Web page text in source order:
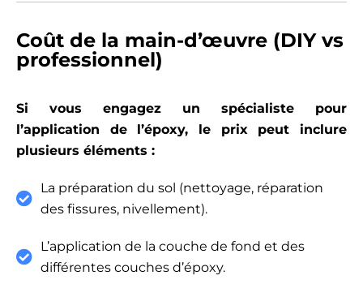
Coût de la main-d’œuvre (DIY vs
professionnel)
Si vous engagez un spécialiste pour
l’application de l’époxy, le prix peut inclure
plusieurs éléments :
La préparation du sol (nettoyage, réparation
des fissures, nivellement).
L’application de la couche de fond et des
différentes couches d’époxy.